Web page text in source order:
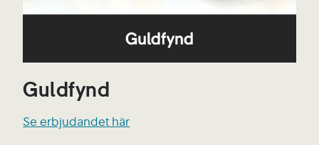
Guldfynd
Se erbjudandet här